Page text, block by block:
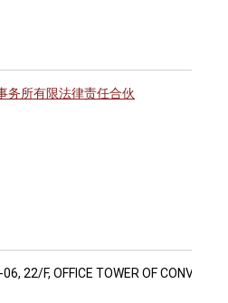
务所有限法律责任合伙
22/F, OFFICE TOWER OF